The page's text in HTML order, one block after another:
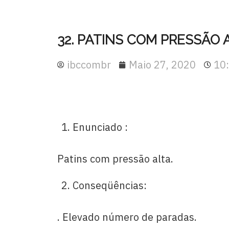
32. PATINS COM PRESSÃO
ibccombr Maio 27, 2020
Enunciado :
Patins com pressão alta.
Conseqüências:
. Elevado número de paradas.